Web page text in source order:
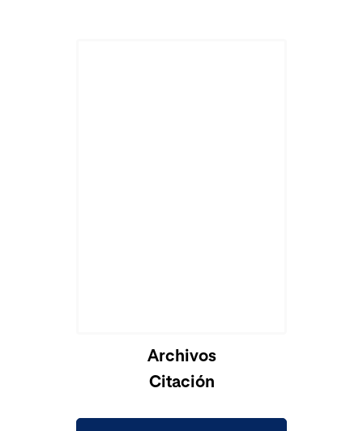
Archivos
Citación